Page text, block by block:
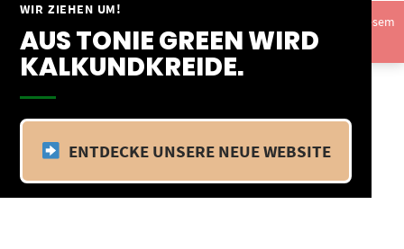
WIR ZIEHEN UM!
AUS TONIE GREEN WIRD
KALKUNDKREIDE.
ENTDECKE UNSERE NEUE WEBSITE
Springe
Inhalt
Vom 09.04.25 - 20.04.25 befinden wir uns im Betriebsurlaub. In diesem
Zeitraum findet kein Versand statt.Ausblenden